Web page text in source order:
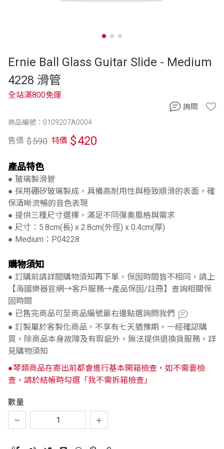
Ernie Ball Glass Guitar Slide - Medium
4228 滑管
商品編號：0109207A0004
全站滿800免運
售價 $590 特價 $420
產品特色
● 玻璃製滑管
● 採用硼矽玻璃製成，具備高耐用性與極致順滑的表面，確
保清晰流暢的音色表現
● 提供三種尺寸選擇，滿足不同彈奏風格與需求
● 尺寸：5.8cm(長) x 2.8cm(外徑) x 0.4cm(厚)
● Medium：P04228
購物須知
● 訂購前請詳閱購物須知再下單，保固時間皆不相同，請上
【海國樂器官網→客戶服務→產品保固/註冊】查詢相關保
固時間
● 已售完商品可至商品編號最右邊點選詢問我們
● 訂製屬於客製化商品，不享有七天猶豫期，一經確認購
買，除商品本身故障及有瑕疵外，無法提供退換貨服務，詳
見購物須知
●琴類商品在寄出前都會進行基本開箱檢查，如不需要檢
查，請於結帳時勾選「我不需拆箱檢查」
數量
詢問